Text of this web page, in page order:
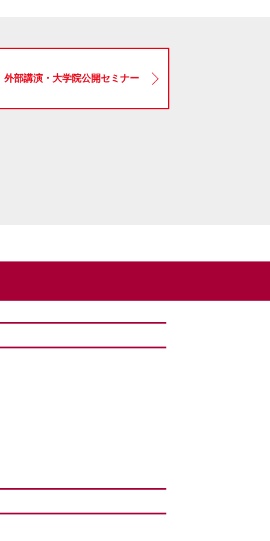
外部講演・大学院公開セミナー